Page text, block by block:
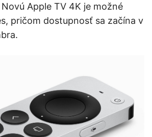
Apple TV 4K je možné
pričom dostupnosť sa začína v